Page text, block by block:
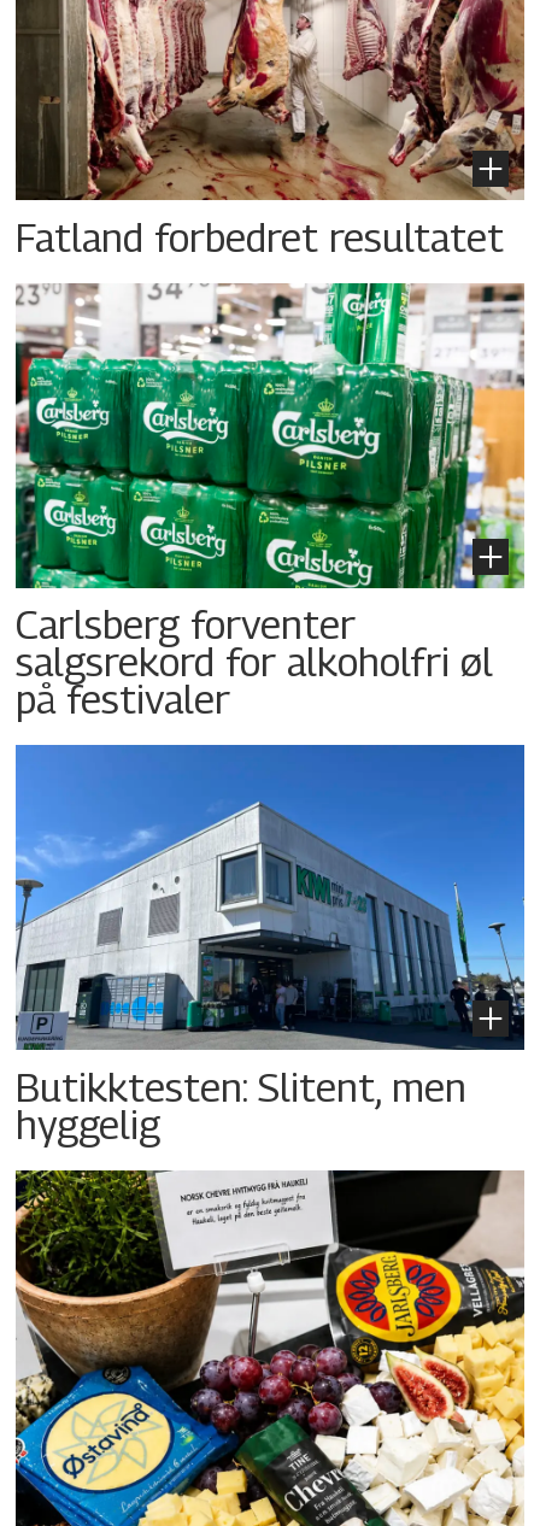
Fatland forbedret resultatet
Carlsberg forventer
salgsrekord for alkoholfri øl
på festivaler
Butikktesten: Slitent, men
hyggelig